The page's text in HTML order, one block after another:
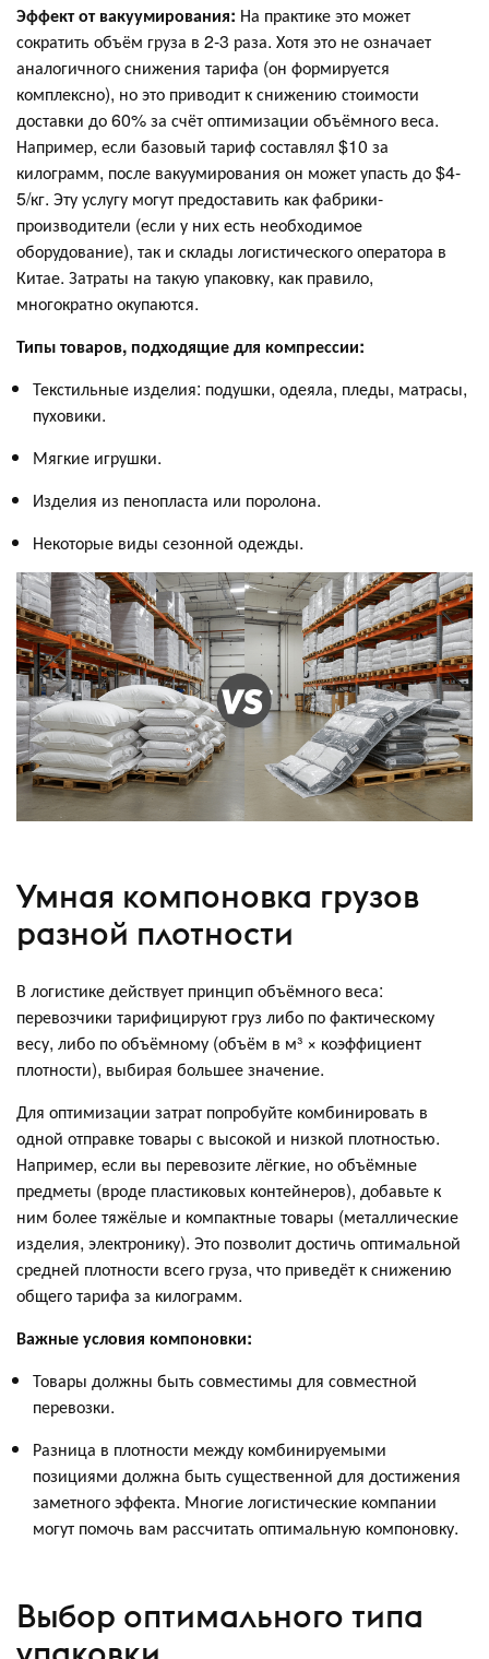
Эффект от вакуумирования: На практике это может
сократить объём груза в 2-3 раза. Хотя это не означает
аналогичного снижения тарифа (он формируется
комплексно), но это приводит к снижению стоимости
доставки до 60% за счёт оптимизации объёмного веса.
Например, если базовый тариф составлял $10 за
килограмм, после вакуумирования он может упасть до $4-
5/кг. Эту услугу могут предоставить как фабрики-
производители (если у них есть необходимое
оборудование), так и склады логистического оператора в
Китае. Затраты на такую упаковку, как правило,
многократно окупаются.
Типы товаров, подходящие для компрессии:
Текстильные изделия: подушки, одеяла, пледы, матрасы,
пуховики.
Мягкие игрушки.
Изделия из пенопласта или поролона.
Некоторые виды сезонной одежды.
Умная компоновка грузов
разной плотности
В логистике действует принцип объёмного веса:
перевозчики тарифицируют груз либо по фактическому
весу, либо по объёмному (объём в м³ × коэффициент
плотности), выбирая большее значение.
Для оптимизации затрат попробуйте комбинировать в
одной отправке товары с высокой и низкой плотностью.
Например, если вы перевозите лёгкие, но объёмные
предметы (вроде пластиковых контейнеров), добавьте к
ним более тяжёлые и компактные товары (металлические
изделия, электронику). Это позволит достичь оптимальной
средней плотности всего груза, что приведёт к снижению
общего тарифа за килограмм.
Важные условия компоновки:
Товары должны быть совместимы для совместной
перевозки.
Разница в плотности между комбинируемыми
позициями должна быть существенной для достижения
заметного эффекта. Многие логистические компании
могут помочь вам рассчитать оптимальную компоновку.
Выбор оптимального типа